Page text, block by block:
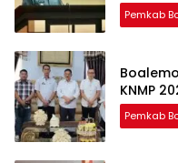
Pemkab
KNMP
Pemkab